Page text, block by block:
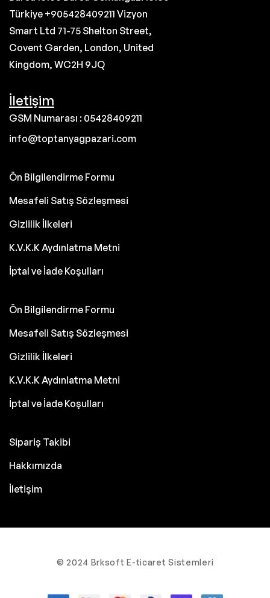
Türkiye +905428409211 Vizyon
Smart Ltd 71-75 Shelton Street,
Covent Garden, London, United
Kingdom, WC2H 9JQ
İletişim
GSM Numarası : 05428409211
info@toptanyagpazari.com
Ön Bilgilendirme Formu
Mesafeli Satış Sözleşmesi
Gizlilik İlkeleri
K.V.K.K Aydınlatma Metni
İptal ve İade Koşulları
Ön Bilgilendirme Formu
Mesafeli Satış Sözleşmesi
Gizlilik İlkeleri
K.V.K.K Aydınlatma Metni
İptal ve İade Koşulları
Sipariş Takibi
Hakkımızda
İletişim
© 2024 Brksoft E-ticaret Sistemleri